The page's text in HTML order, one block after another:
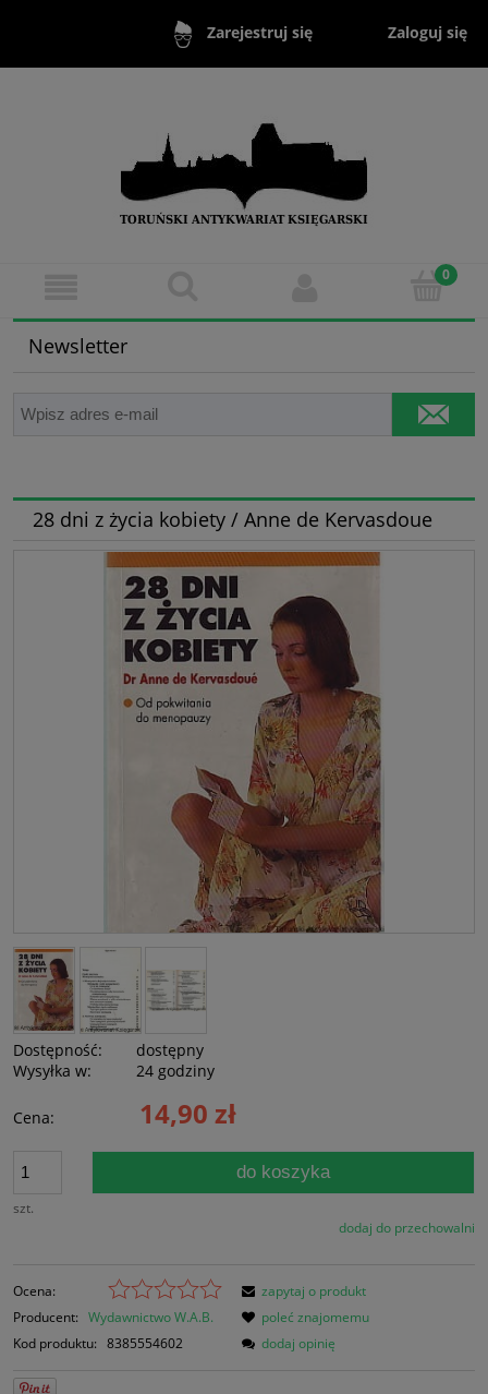
Zarejestruj się Zaloguj się
Newsletter
28 dni z życia kobiety / Anne de Kervasdoue
Dostępność:
dostępny
Wysyłka w:
24 godziny
Cena: 14,90 zł
szt.
do koszyka
dodaj do przechowalni
Ocena:
Producent: Wydawnictwo W.A.B.
Kod produktu: 8385554602
zapytaj o produkt
poleć znajomemu
dodaj opinię